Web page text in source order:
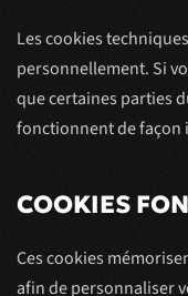
Les cookies
personnellement. Si
que certaines parties
fonctionnent de façon
COOKIES
Ces cookies
afin de personnaliser